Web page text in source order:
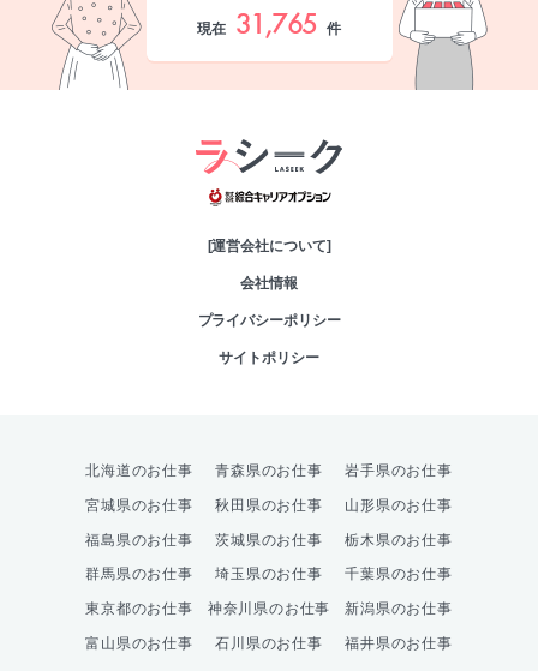
現在 31,765 件
[運営会社について]
会社情報
プライバシーポリシー
サイトポリシー
北海道のお仕事 青森県のお仕事 岩手県のお仕事
宮城県のお仕事 秋田県のお仕事 山形県のお仕事
福島県のお仕事 茨城県のお仕事 栃木県のお仕事
群馬県のお仕事 埼玉県のお仕事 千葉県のお仕事
東京都のお仕事 神奈川県のお仕事 新潟県のお仕事
富山県のお仕事 石川県のお仕事 福井県のお仕事